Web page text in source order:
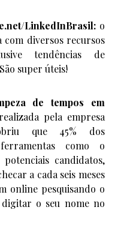
LinkedInBrasil: o
com diversos recursos
tendências de
super úteis!
de tempos em
pela empresa
que 45% dos
como o
candidatos,
a cada seis meses
online pesquisando o
digitar o seu nome no